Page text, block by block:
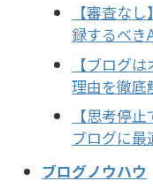
【審査な
録するべき
【ブログ
理由を徹底
【思考停
ブログに最
ブログノウハウ